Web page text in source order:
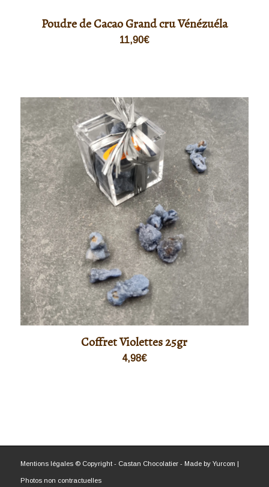
Poudre de Cacao Grand cru Vénézuéla
11,90€
Coffret Violettes 25gr
4,98€
Mentions légales© Copyright - Castan Chocolatier - Made by Yurcom
Photos non contractuelles